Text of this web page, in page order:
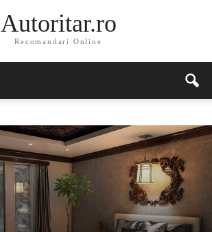
Autoritar.ro
Recomandari Online